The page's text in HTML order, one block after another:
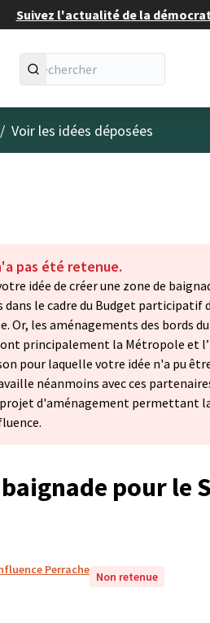
Suivez l'actualité de la
utilisateur
/ Voir les idées déposées
pas été retenue.
idée de créer une zone de
le cadre du Budget participatif
Or, les aménagements des bords
principalement la Métropole et
pour laquelle votre idée n'a pu
néanmoins avec ces
d'aménagement permettant la
pour le
Perrache Non retenue